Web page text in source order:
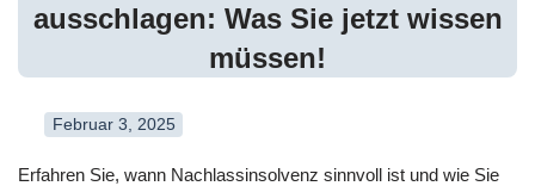
ausschlagen: Was Sie jetzt wissen
müssen!
Februar 3, 2025
Erfahren Sie, wann Nachlassinsolvenz sinnvoll ist und wie Sie